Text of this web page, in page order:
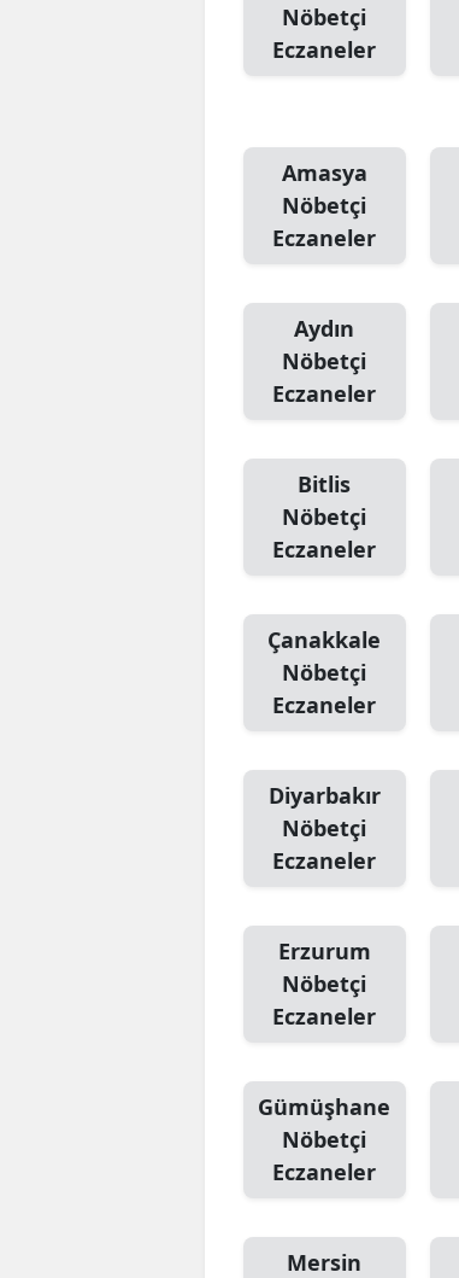
Nöbetçi
Eczaneler
Amasya
Nöbetçi
Eczaneler
Aydın
Nöbetçi
Eczaneler
Bitlis
Nöbetçi
Eczaneler
Çanakkale
Nöbetçi
Eczaneler
Diyarbakır
Nöbetçi
Eczaneler
Erzurum
Nöbetçi
Eczaneler
Gümüşhane
Nöbetçi
Eczaneler
Mersin